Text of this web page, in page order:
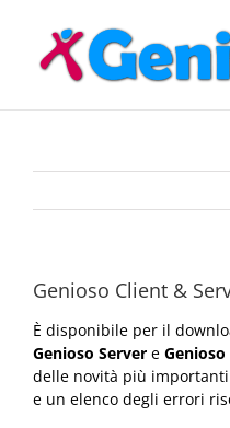
contenuto
Genioso Client &
È disponibile per il
Genioso Server e
delle novità più
e un elenco degli errori